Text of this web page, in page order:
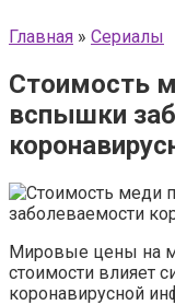
Главная » Сериалы
Стоимость
вспышки
Мировые цены на
стоимости влияет
коронавирусной